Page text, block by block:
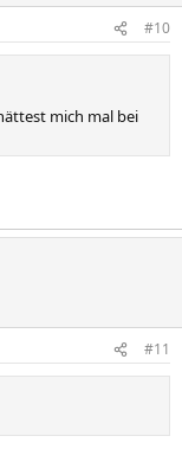
#10
mich mal bei
#11